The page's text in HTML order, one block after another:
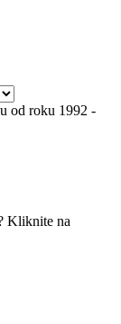
od roku 1992 -
Kliknite na